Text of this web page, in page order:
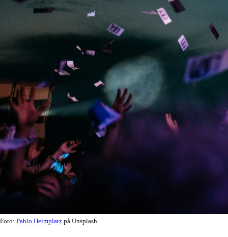
Foto: Pablo Heimplatz på Unsplash